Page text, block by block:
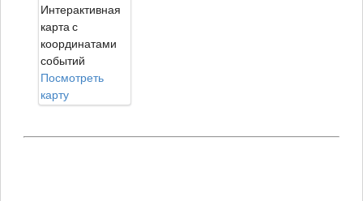
Интерактивная
карта с
координатами
событий
Посмотреть
карту